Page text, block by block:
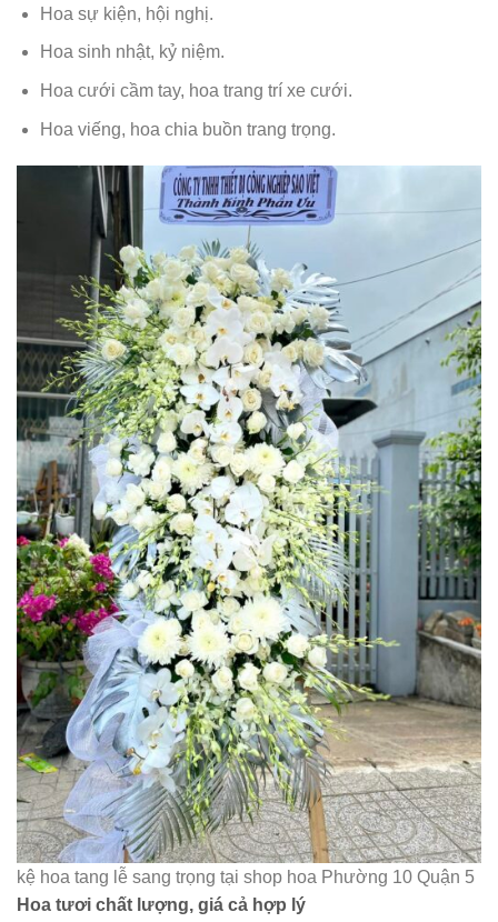
Hoa sự kiện, hội nghị.
Hoa sinh nhật, kỷ niệm.
Hoa cưới cầm tay, hoa trang trí xe cưới.
Hoa viếng, hoa chia buồn trang trọng.
kệ hoa tang lễ sang trọng tại shop hoa Phường 10 Quận 5
Hoa tươi chất lượng, giá cả hợp lý